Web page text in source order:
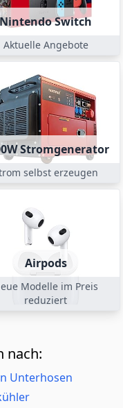
Nintendo Switch
Aktuelle Angebote
Stromgenerator
selbst erzeugen
Airpods
Modelle im Preis
reduziert
nach:
Unterhosen